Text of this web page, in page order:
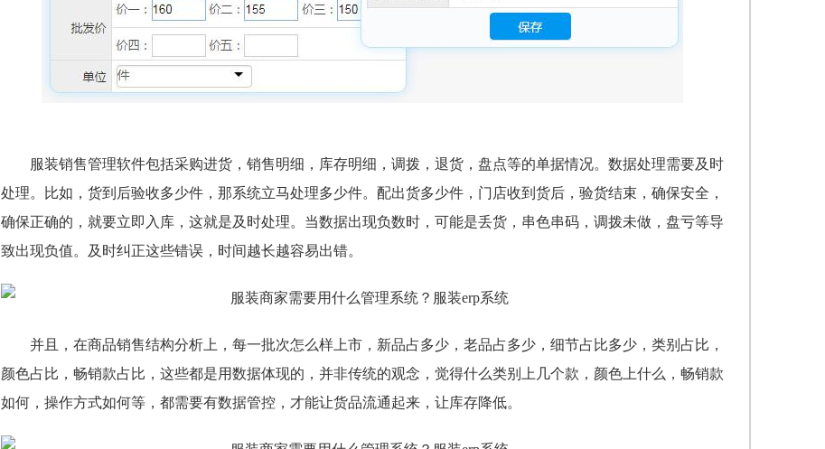
服装销售管理软件包括采购进货，销售明细，库存明细，调拨，退货，盘点等的单据情况。数据处理需要及时
处理。比如，货到后验收多少件，那系统立马处理多少件。配出货多少件，门店收到货后，验货结束，确保安全，
确保正确的，就要立即入库，这就是及时处理。当数据出现负数时，可能是丢货，串色串码，调拨未做，盘亏等导
致出现负值。及时纠正这些错误，时间越长越容易出错。
并且，在商品销售结构分析上，每一批次怎么样上市，新品占多少，老品占多少，细节占比多少，类别占比，
颜色占比，畅销款占比，这些都是用数据体现的，并非传统的观念，觉得什么类别上几个款，颜色上什么，畅销款
如何，操作方式如何等，都需要有数据管控，才能让货品流通起来，让库存降低。